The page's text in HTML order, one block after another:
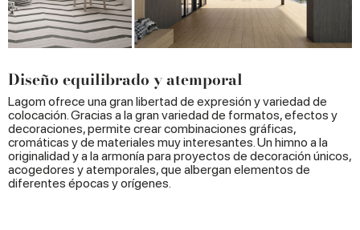
Diseño equilibrado y atemporal
Lagom ofrece una gran libertad de expresión y variedad de
colocación. Gracias a la gran variedad de formatos, efectos y
decoraciones, permite crear combinaciones gráficas,
cromáticas y de materiales muy interesantes. Un himno a la
originalidad y a la armonía para proyectos de decoración únicos,
acogedores y atemporales, que albergan elementos de
diferentes épocas y orígenes.